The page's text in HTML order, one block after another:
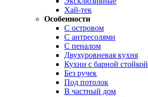
Хай-тек
Особенности
С островом
С антресолями
С пеналом
Двухуровневая кухня
Кухни с барной стойкой
Без ручек
Под потолок
В частный дом